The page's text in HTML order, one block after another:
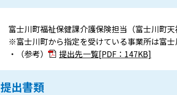
富士川町福祉保健課介護保険担当（富士川町天
※富士川町から指定を受けている事業所は富士
・（参考）
提出先一覧[PDF：147KB]
提出書類